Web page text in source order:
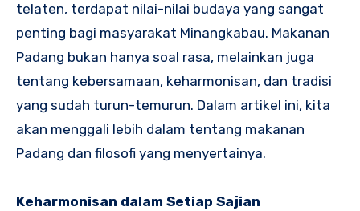
telaten, terdapat nilai-nilai budaya yang sangat
penting bagi masyarakat Minangkabau. Makanan
Padang bukan hanya soal rasa, melainkan juga
tentang kebersamaan, keharmonisan, dan tradisi
yang sudah turun-temurun. Dalam artikel ini, kita
akan menggali lebih dalam tentang makanan
Padang dan filosofi yang menyertainya.
Keharmonisan dalam Setiap Sajian